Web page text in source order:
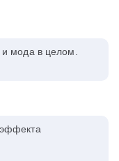
мода в целом.